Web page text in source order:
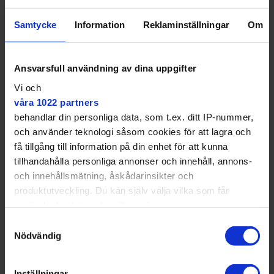
Samtycke Information Reklaminställningar Om
Ansvarsfull användning av dina uppgifter
Vi och
våra 1022 partners
behandlar din personliga data, som t.ex. ditt IP-nummer,
och använder teknologi såsom cookies för att lagra och
få tillgång till information på din enhet för att kunna
tillhandahålla personliga annonser och innehåll, annons-
och innehållsmätning, åskådarinsikter och
produktutveckling. Du kan själv välja vilka som får
Med din tillåtelse skulle vi även vilja:
som kan ha en noggrannhet på upp till flera meter
Nödvändig
in till event gör att tröskeln att börja spela igen lägre,
säger Erik Lönnblom.
Det finns många latenta
spelare.